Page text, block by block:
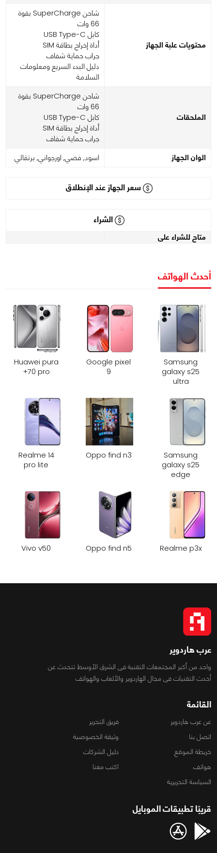
محتويات علبة الجهاز
شاحن SuperCharge بقوة
66 وات
كابل USB Type-C
أداة إخراج بطاقة SIM
جراب حماية شفاف
دليل البدء السريع ومعلومات
السلامة
الملحقات
شاحن SuperCharge بقوة
66 وات
كابل USB Type-C
أداة إخراج بطاقة SIM
جراب حماية شفاف
الوان الجهاز اسود, فضي, اورجواني, برتقالي
سعر الجهاز عند الإنطلاق
الشراء
متاح للشراء على
أحدث الهواتف
Samsung
galaxy s25
ultra
Google pixel
9
Huawei pura
70 pro+
Samsung
galaxy s25
edge
Oppo find n3
Realme 14
pro lite
Realme p3x
Oppo find n5
Vivo v50
عرب هاردوير
واحد من أكبر المجتمعات التقنية فى الشرق الأوسط تتحدث عن
أحدث التقنيات فى مجال الهاردوير والألعاب والهواتف
القائمة
عن عرب هاردوير
فريق التحرير
اتصل بنا
وثيقة الخصوصية
خريطة الموقع
دليل الشركات
هواتف
اكتب معنا
السياسة التحريرية
قريبًا تطبيقات الموبايل